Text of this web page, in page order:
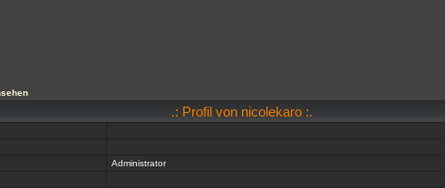
.: Profil von nicolekaro :.
Administrator